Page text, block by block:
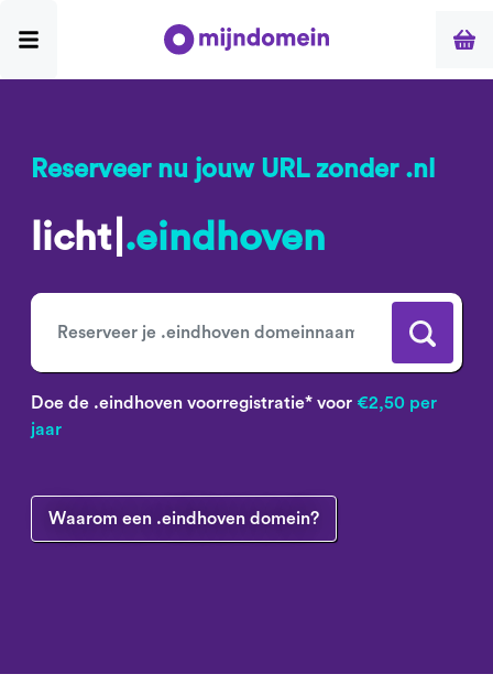
Reserveer nu jouw URL zonder .nl
licht .eindhoven
Doe de .eindhoven voorregistratie* voor €2,50 per
jaar
Waarom een .eindhoven domein?